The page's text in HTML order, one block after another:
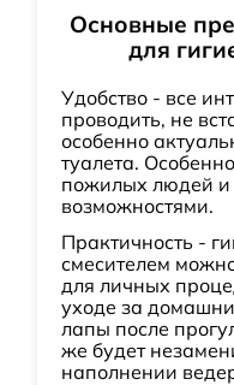
Основные
для
Удобство - все
проводить, не
особенно
туалета.
пожилых людей
возможностями.
Практичность -
смесителем
для личных
уходе за
лапы после
же будет
наполнении